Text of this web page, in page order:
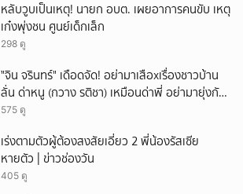
หลับวูบเป็นเหตุ! นายก อบต. เผยอาการคนขับ เหตุ
เก๋งพุ่งชน ศูนย์เด็กเล็ก
298 ดู
ั่"จิน จรินทร์" เดือดจัด! อย่ามาเสือxเรื่องชาวบ้าน
ลั่น ด่าหนู (กวาง รติชา) เหมือนด่าพี่ อย่ามายุ่งกับ
คนของผม จบ!!!
575 ดู
เร่งตามตัวผู้ต้องสงสัยเอี่ยว 2 พี่น้องรัสเซีย
หายตัว | ข่าวช่องวัน
405 ดู